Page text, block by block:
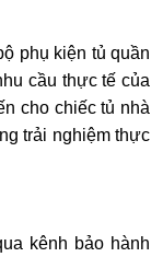
phụ kiện tủ quần
cầu thực tế của
cho chiếc tủ nhà
trải nghiệm thực
kênh bảo hành